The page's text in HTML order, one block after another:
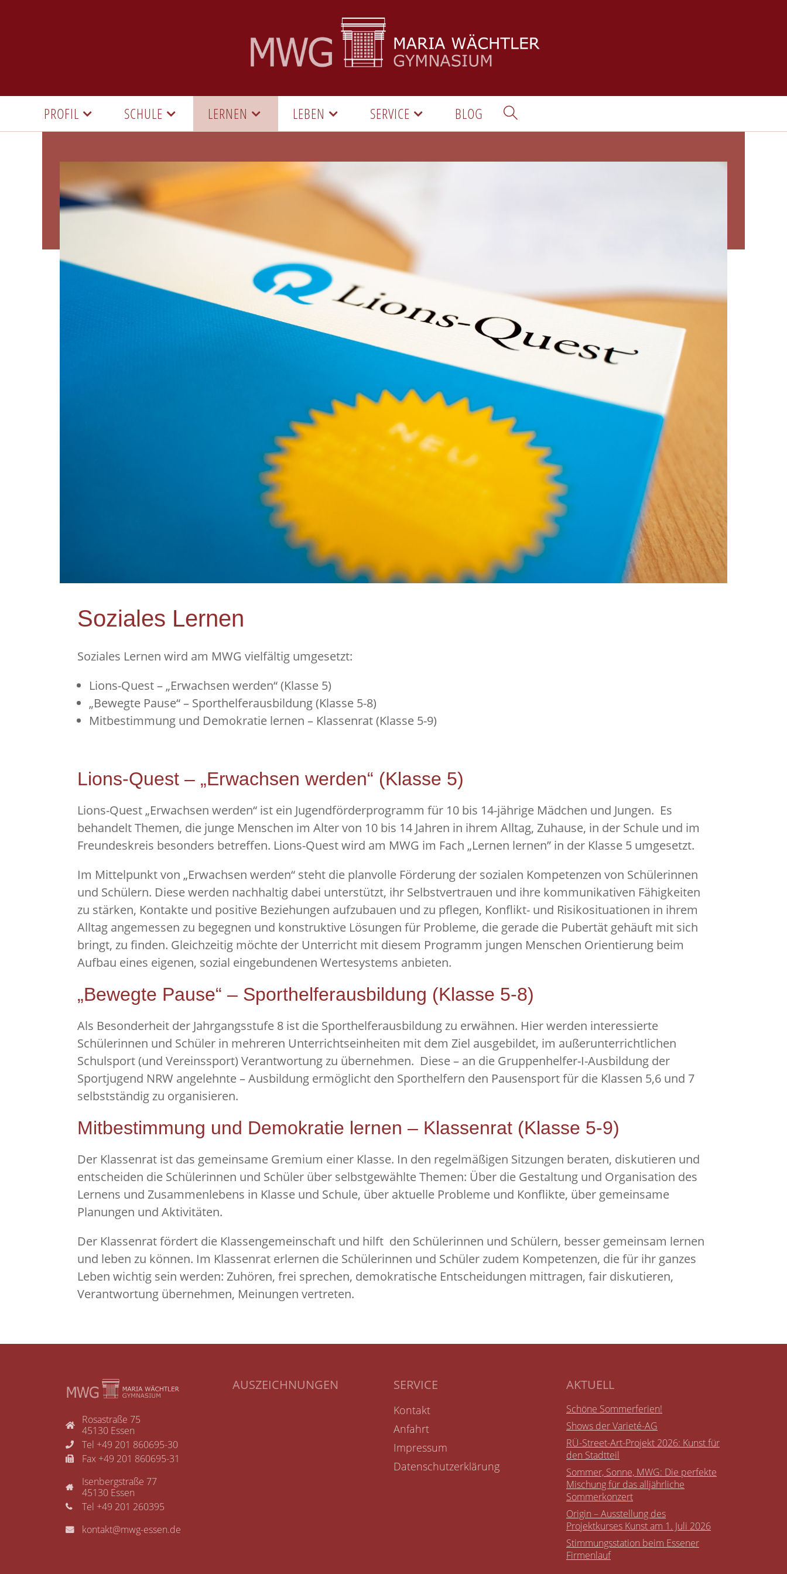
PROFIL SCHULE LERNEN LEBEN SERVICE BLOG
Soziales Lernen
Soziales Lernen wird am MWG vielfältig umgesetzt:
Lions-Quest – „Erwachsen werden“ (Klasse 5)
„Bewegte Pause“ – Sporthelferausbildung (Klasse 5-8)
Mitbestimmung und Demokratie lernen – Klassenrat (Klasse 5-9)
Lions-Quest – „Erwachsen werden“ (Klasse 5)
Lions-Quest „Erwachsen werden“ ist ein Jugendförderprogramm für 10 bis 14-jährige Mädchen und Jungen. Es
behandelt Themen, die junge Menschen im Alter von 10 bis 14 Jahren in ihrem Alltag, Zuhause, in der Schule und im
Freundeskreis besonders betreffen. Lions-Quest wird am MWG im Fach „Lernen lernen” in der Klasse 5 umgesetzt.
Im Mittelpunkt von „Erwachsen werden“ steht die planvolle Förderung der sozialen Kompetenzen von Schülerinnen
und Schülern. Diese werden nachhaltig dabei unterstützt, ihr Selbstvertrauen und ihre kommunikativen Fähigkeiten
zu stärken, Kontakte und positive Beziehungen aufzubauen und zu pflegen, Konflikt- und Risikosituationen in ihrem
Alltag angemessen zu begegnen und konstruktive Lösungen für Probleme, die gerade die Pubertät gehäuft mit sich
bringt, zu finden. Gleichzeitig möchte der Unterricht mit diesem Programm jungen Menschen Orientierung beim
Aufbau eines eigenen, sozial eingebundenen Wertesystems anbieten.
„Bewegte Pause“ – Sporthelferausbildung (Klasse 5-8)
Als Besonderheit der Jahrgangsstufe 8 ist die Sporthelferausbildung zu erwähnen. Hier werden interessierte
Schülerinnen und Schüler in mehreren Unterrichtseinheiten mit dem Ziel ausgebildet, im außerunterrichtlichen
Schulsport (und Vereinssport) Verantwortung zu übernehmen. Diese – an die Gruppenhelfer-I-Ausbildung der
Sportjugend NRW angelehnte – Ausbildung ermöglicht den Sporthelfern den Pausensport für die Klassen 5,6 und 7
selbstständig zu organisieren.
Mitbestimmung und Demokratie lernen – Klassenrat (Klasse 5-9)
Der Klassenrat ist das gemeinsame Gremium einer Klasse. In den regelmäßigen Sitzungen beraten, diskutieren und
entscheiden die Schülerinnen und Schüler über selbstgewählte Themen: Über die Gestaltung und Organisation des
Lernens und Zusammenlebens in Klasse und Schule, über aktuelle Probleme und Konflikte, über gemeinsame
Planungen und Aktivitäten.
Der Klassenrat fördert die Klassengemeinschaft und hilft den Schülerinnen und Schülern, besser gemeinsam lernen
und leben zu können. Im Klassenrat erlernen die Schülerinnen und Schüler zudem Kompetenzen, die für ihr ganzes
Leben wichtig sein werden: Zuhören, frei sprechen, demokratische Entscheidungen mittragen, fair diskutieren,
Verantwortung übernehmen, Meinungen vertreten.
Rosastraße 75
45130 Essen
Tel +49 201 860695-30
Fax +49 201 860695-31
Isenbergstraße 77
45130 Essen
Tel +49 201 260395
kontakt@mwg-essen.de
AUSZEICHNUNGEN SERVICE
Kontakt
Anfahrt
Impressum
Datenschutzerklärung
AKTUELL
Schöne Sommerferien!
Shows der Varieté-AG
RÜ-Street-Art-Projekt 2026: Kunst für
den Stadtteil
Sommer, Sonne, MWG: Die perfekte
Mischung für das alljährliche
Sommerkonzert
Origin – Ausstellung des
Projektkurses Kunst am 1. Juli 2026
Stimmungsstation beim Essener
Firmenlauf